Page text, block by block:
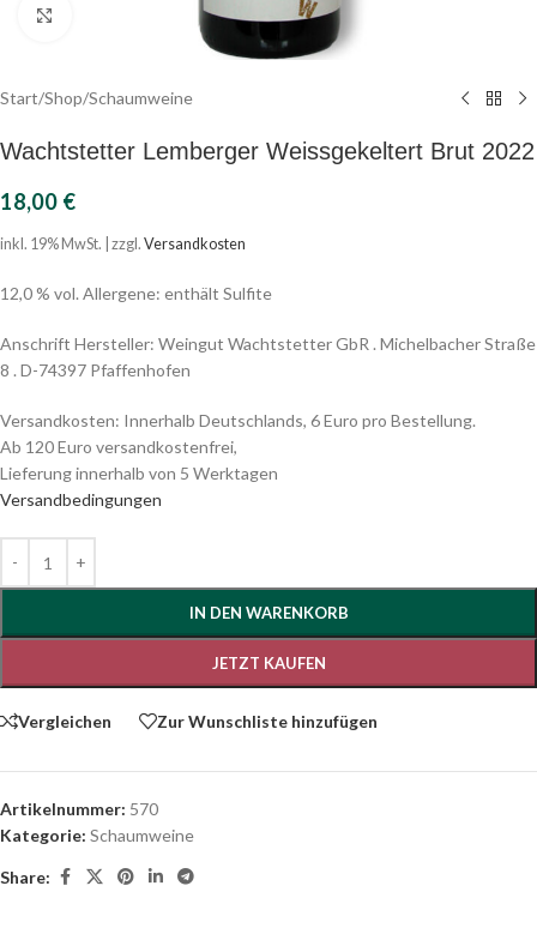
Start/Shop/Schaumweine
Wachtstetter Lemberger Weissgekeltert Brut 2022
18,00 €
inkl. 19% MwSt. | zzgl. Versandkosten
12,0 % vol. Allergene: enthält Sulfite
Anschrift Hersteller: Weingut Wachtstetter GbR . Michelbacher Straße
8 . D-74397 Pfaffenhofen
Versandkosten: Innerhalb Deutschlands, 6 Euro pro Bestellung.
Ab 120 Euro versandkostenfrei,
Lieferung innerhalb von 5 Werktagen
Versandbedingungen
IN DEN WARENKORB
JETZT KAUFEN
Vergleichen Zur Wunschliste hinzufügen
Artikelnummer: 570
Kategorie: Schaumweine
Share: